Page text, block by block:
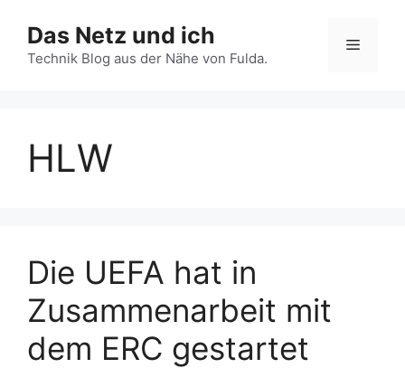
Inhalt
springen
Das Netz und ich
Technik Blog aus der Nähe von Fulda.
Menü
HLW
Die UEFA hat in
Zusammenarbeit mit
dem ERC gestartet